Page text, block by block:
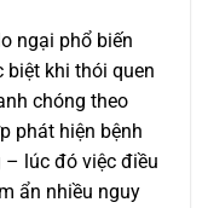
ngại phổ biến
biệt khi thói quen
chóng theo
phát hiện bệnh
lúc đó việc điều
ẩn nhiều nguy